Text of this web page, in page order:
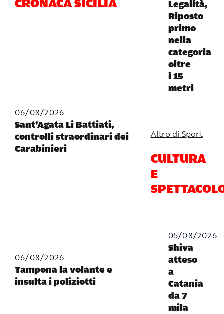
06/08/2026
Sant’Agata Li Battiati,
controlli straordinari dei
Carabinieri
06/08/2026
Tampona la volante e
insulta i poliziotti
Legalità,
Riposto
primo
nella
categoria
oltre
i 15
metri
Altro di Sport
CULTURA
E
05/08/2026
Shiva
atteso
a
Catania
da 7
mila